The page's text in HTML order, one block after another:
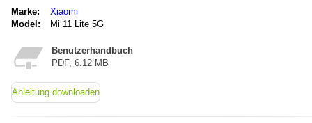
Marke:
Xiaomi
Model:
Mi 11 Lite 5G
Benutzerhandbuch
PDF, 6.12 MB
Anleitung downloaden